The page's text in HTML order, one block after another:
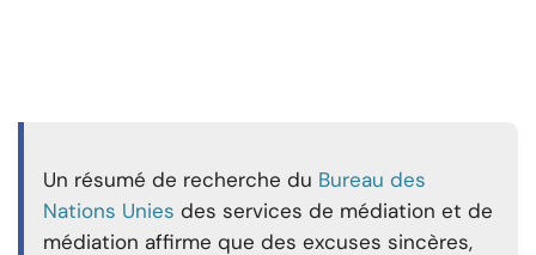
Un résumé de recherche du Bureau des
Nations Unies des services de médiation et de
médiation affirme que des excuses sincères,